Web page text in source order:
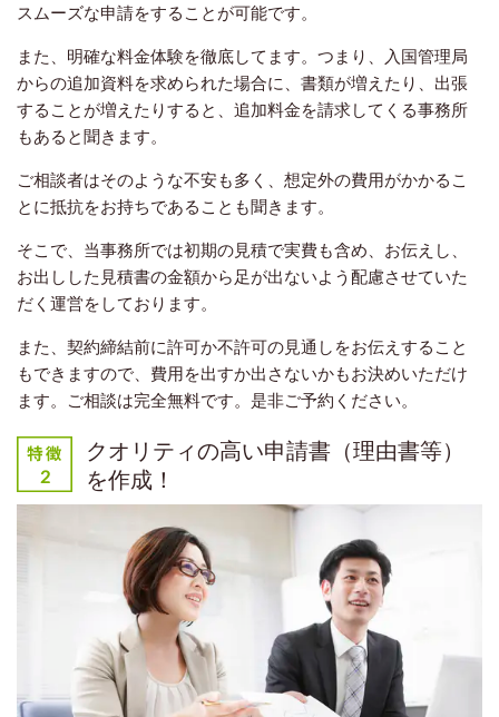
スムーズな申請をすることが可能です。
また、明確な料金体験を徹底してます。つまり、入国管理局
からの追加資料を求められた場合に、書類が増えたり、出張
することが増えたりすると、追加料金を請求してくる事務所
もあると聞きます。
ご相談者はそのような不安も多く、想定外の費用がかかるこ
とに抵抗をお持ちであることも聞きます。
そこで、当事務所では初期の見積で実費も含め、お伝えし、
お出しした見積書の金額から足が出ないよう配慮させていた
だく運営をしております。
また、契約締結前に許可か不許可の見通しをお伝えすること
もできますので、費用を出すか出さないかもお決めいただけ
ます。ご相談は完全無料です。是非ご予約ください。
クオリティの高い申請書（理由書等）
を作成！